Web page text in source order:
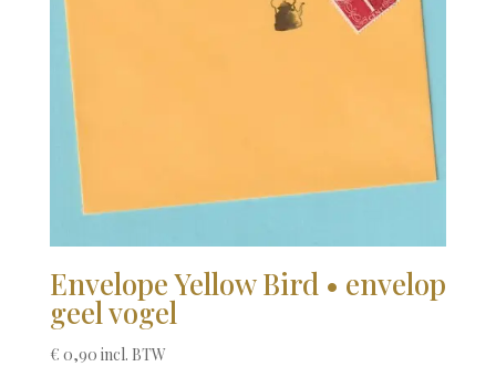
Envelope Yellow Bird • envelop
geel vogel
€ 0,90 incl. BTW